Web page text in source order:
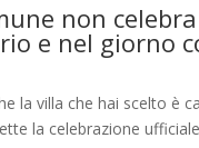
non celebra
e nel giorno
la villa che hai scelto è
la celebrazione